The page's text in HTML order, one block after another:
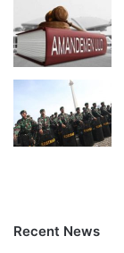
Recent News